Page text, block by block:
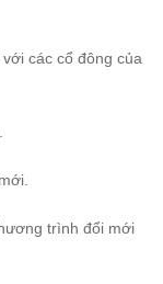
các cổ đông của
trình đổi mới